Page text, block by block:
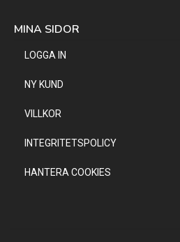
MINA SIDOR
LOGGA IN
NY KUND
VILLKOR
INTEGRITETSPOLICY
HANTERA COOKIES